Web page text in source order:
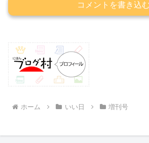
コメントを書き込む
ホーム いい日 増刊号